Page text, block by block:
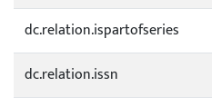
dc.relation.ispartofseries
dc.relation.issn